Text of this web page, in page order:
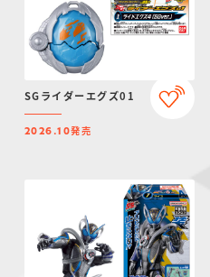
SGライダーエグズ01
2026.10発売